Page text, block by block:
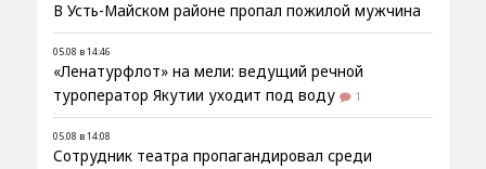
В Усть-Майском районе пропал пожилой мужчина
05.08 в 14:46
«Ленатурфлот» на мели: ведущий речной
туроператор Якутии уходит под воду
1
05.08 в 14:08
Сотрудник театра пропагандировал среди